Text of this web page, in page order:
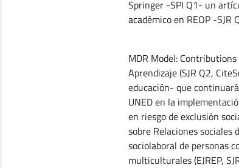
Springer -SPI Q1- un
académico en REOP -SJR
MDR Model:
Aprendizaje (SJR Q2,
educación- que
UNED en la
en riesgo de exclusión
sobre Relaciones sociales
sociolaboral de personas
multiculturales (EJREP,